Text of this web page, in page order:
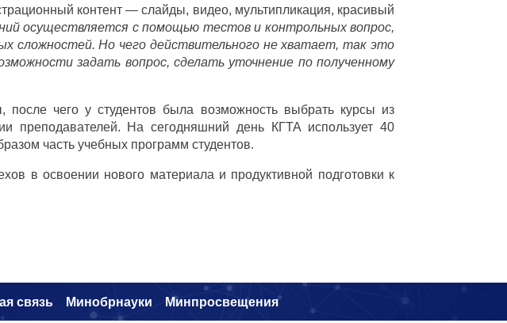
контент — слайды, видео, мультипликация, красивый
осуществляется с помощью тестов и контрольных вопрос,
сложностей. Но чего действительного не хватает, так это
задать вопрос, сделать уточнение по полученному
после чего у студентов была возможность выбрать курсы из
преподавателей. На сегодняшний день КГТА использует 40
часть учебных программ студентов.
в освоении нового материала и продуктивной подготовки к
связь Минобрнауки Минпросвещения